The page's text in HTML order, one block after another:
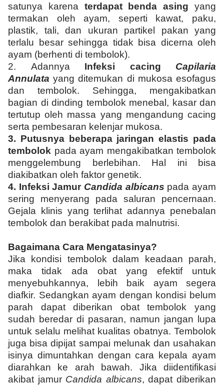
satunya karena terdapat benda asing yang
termakan oleh ayam, seperti kawat, paku,
plastik, tali, dan ukuran partikel pakan yang
terlalu besar sehingga tidak bisa dicerna oleh
ayam (berhenti di tembolok).
2. Adannya Infeksi cacing Capilaria
Annulata yang ditemukan di mukosa esofagus
dan tembolok. Sehingga, mengakibatkan
bagian di dinding tembolok menebal, kasar dan
tertutup oleh massa yang mengandung cacing
serta pembesaran kelenjar mukosa.
3. Putusnya beberapa jaringan elastis pada
tembolok pada ayam mengakibatkan tembolok
menggelembung berlebihan. Hal ini bisa
diakibatkan oleh faktor genetik.
4. Infeksi Jamur Candida albicans pada ayam
sering menyerang pada saluran pencernaan.
Gejala klinis yang terlihat adannya penebalan
tembolok dan berakibat pada malnutrisi.
Bagaimana Cara Mengatasinya?
Jika kondisi tembolok dalam keadaan parah,
maka tidak ada obat yang efektif untuk
menyebuhkannya, lebih baik ayam segera
diafkir. Sedangkan ayam dengan kondisi belum
parah dapat diberikan obat tembolok yang
sudah beredar di pasaran, namun jangan lupa
untuk selalu melihat kualitas obatnya. Tembolok
juga bisa dipijat sampai melunak dan usahakan
isinya dimuntahkan dengan cara kepala ayam
diarahkan ke arah bawah. Jika diidentifikasi
akibat jamur Candida albicans, dapat diberikan